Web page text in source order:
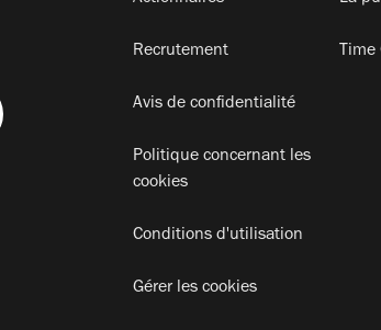
Recrutement
Avis de confidentialité
Politique concernant les
cookies
Conditions d'utilisation
Gérer les cookies